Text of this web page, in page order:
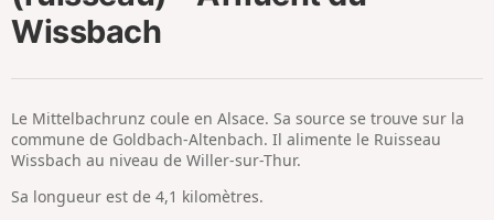
Wissbach
Le Mittelbachrunz coule en Alsace. Sa source se trouve sur la
commune de Goldbach-Altenbach. Il alimente le Ruisseau
Wissbach au niveau de Willer-sur-Thur.
Sa longueur est de 4,1 kilomètres.